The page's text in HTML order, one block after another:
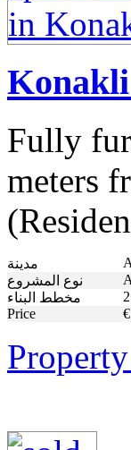
Fully
meters
مدينة
نوع المشروع
مخطط البناء
Price